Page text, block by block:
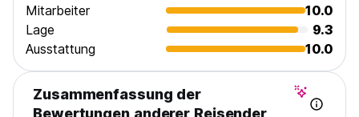
Mitarbeiter
10.0
Lage
9.3
Ausstattung
10.0
Zusammenfassung der
Bewertungen anderer Reisender